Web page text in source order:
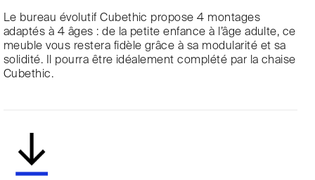
Le bureau évolutif Cubethic propose 4 montages
adaptés à 4 âges : de la petite enfance à l’âge adulte, ce
meuble vous restera fidèle grâce à sa modularité et sa
solidité. Il pourra être idéalement complété par la chaise
Cubethic.